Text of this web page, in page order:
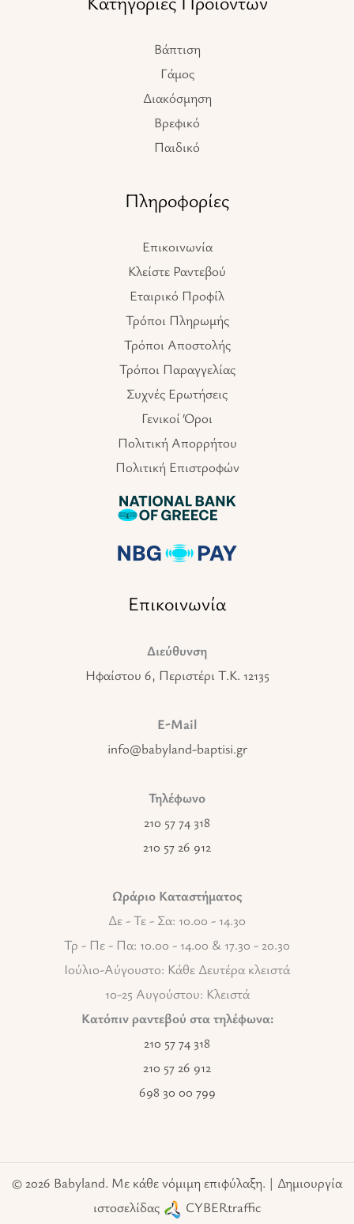
Βάπτιση
Γάμος
Διακόσμηση
Βρεφικό
Παιδικό
Πληροφορίες
Επικοινωνία
Κλείστε Ραντεβού
Εταιρικό Προφίλ
Τρόποι Πληρωμής
Τρόποι Αποστολής
Τρόποι Παραγγελίας
Συχνές Ερωτήσεις
Γενικοί Όροι
Πολιτική Απορρήτου
Πολιτική Επιστροφών
Επικοινωνία
Διεύθυνση
Ηφαίστου 6, Περιστέρι T.K. 12135
E-Mail
info@babyland-baptisi.gr
Τηλέφωνο
210 57 74 318
210 57 26 912
Ωράριο Καταστήματος
Δε - Τε - Σα: 10.00 - 14.30
Τρ - Πε - Πα: 10.00 - 14.00 & 17.30 - 20.30
Ιούλιο-Αύγουστο: Κάθε Δευτέρα κλειστά
10-25 Αυγούστου: Κλειστά
Κατόπιν ραντεβού στα τηλέφωνα:
210 57 74 318
210 57 26 912
698 30 00 799
© 2026 Babyland. Με κάθε νόμιμη επιφύλαξη. | Δημιουργία
ιστοσελίδας
CYBERtraffic